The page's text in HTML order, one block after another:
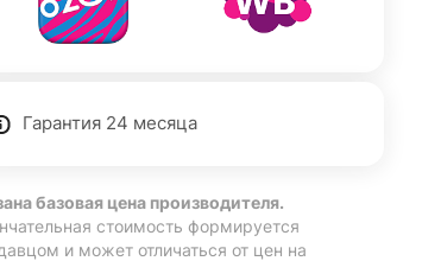
Гарантия 24 месяца
базовая цена производителя.
стоимость формируется
и может отличаться от цен на